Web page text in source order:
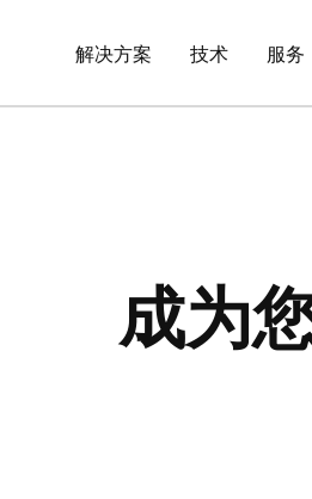
解决方案 技术 服务
成为